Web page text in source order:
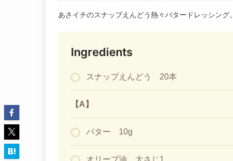
あさイチのスナップえんどう熱々バタードレッシング。
Ingredients
スナップえんどう 20本
【A】
バター 10g
オリーブ油 大さじ1